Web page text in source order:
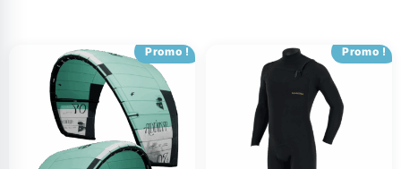
Promo ! Promo !